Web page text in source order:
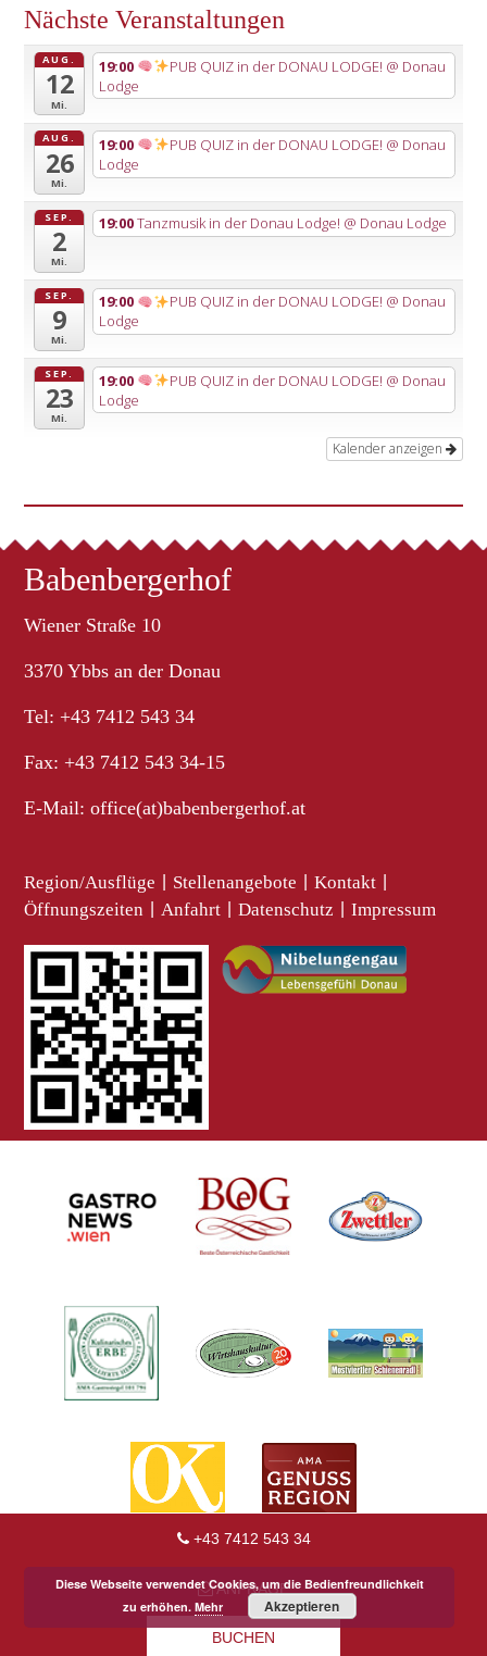
+43 7412 543 34
ANFRAGE
BUCHEN
Nächste Veranstaltungen
AUG.
12
Mi.
19:00 PUB QUIZ in der DONAU LODGE! @ Donau
Lodge
AUG.
26
Mi.
19:00 PUB QUIZ in der DONAU LODGE! @ Donau
Lodge
SEP.
2
Mi.
19:00Tanzmusik in der Donau Lodge! @ Donau Lodge
SEP.
9
Mi.
19:00 PUB QUIZ in der DONAU LODGE! @ Donau
Lodge
SEP.
23
Mi.
19:00 PUB QUIZ in der DONAU LODGE! @ Donau
Lodge
Kalender anzeigen
Babenbergerhof
Wiener Straße 10
3370 Ybbs an der Donau
Tel: +43 7412 543 34
Fax: +43 7412 543 34-15
E-Mail:office(at)babenbergerhof.at
Region/Ausflüge Stellenangebote Kontakt
Öffnungszeiten Anfahrt Datenschutz Impressum
Diese Webseite verwendet Cookies, um die Bedienfreundlichkeit
zu erhöhen. Mehr Akzeptieren